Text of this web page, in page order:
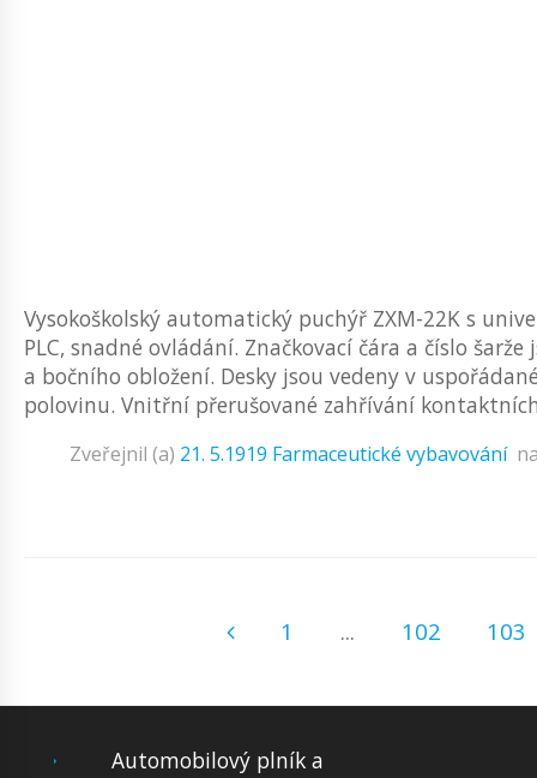
Vysokoškolský automatický puchýř ZXM-22K s
PLC, snadné ovládání. Značkovací čára a číslo
a bočního obložení. Desky jsou vedeny v
polovinu. Vnitřní přerušované zahřívání
Zveřejnil (a) 21. 5.1919 Farmaceutické vybavování
1 ... 102 103
Automobilový plník a